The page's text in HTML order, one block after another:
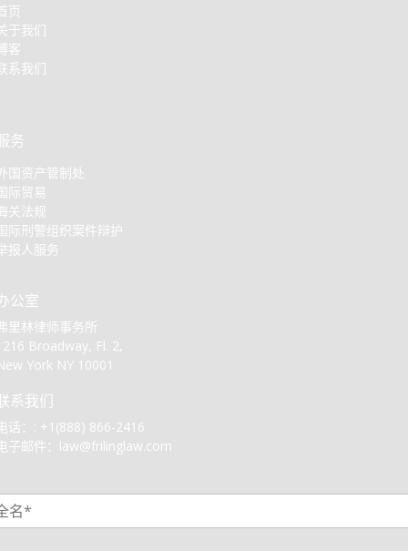
页
于我们
客
系我们
务
国资产管制处
际贸易
关法规
际刑警组织案件辩护
报人服务
公室
里林律师事务所
Broadway, Fl. 2,
York NY 10001
系我们
话：: +1(888) 866-2416
子邮件： law@frilinglaw.com